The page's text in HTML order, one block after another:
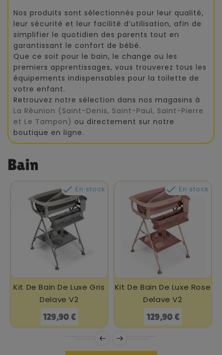
Nos produits sont sélectionnés pour leur qualité,
leur sécurité et leur facilité d’utilisation, afin de
simplifier le quotidien des parents tout en
garantissant le confort de bébé.
Que ce soit pour le bain, le change ou les
premiers apprentissages, vous trouverez tous les
équipements indispensables pour la toilette de
votre enfant.
Retrouvez notre sélection dans nos magasins à
La Réunion (Saint-Denis, Saint-Paul, Saint-Pierre
et Le Tampon) ou directement sur notre
boutique en ligne.
Bain
 En stock
Kit De Bain De Luxe Gris
Delave V2
Prix
129,90 €
 En stock
Kit De Bain De Luxe Rose
Delave V2
Prix
129,90 €